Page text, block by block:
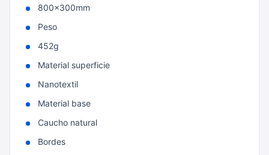
800x300mm
Peso
452g
Material superficie
Nanotextil
Material base
Caucho natural
Bordes